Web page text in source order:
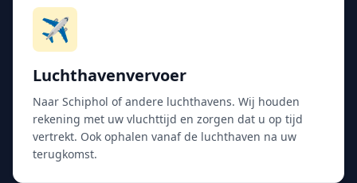
✈️
Luchthavenvervoer
Naar Schiphol of andere luchthavens. Wij houden
rekening met uw vluchttijd en zorgen dat u op tijd
vertrekt. Ook ophalen vanaf de luchthaven na uw
terugkomst.